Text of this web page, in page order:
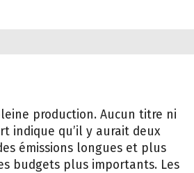
production. Aucun titre ni
indique qu’il y aurait deux
émissions longues et plus
budgets plus importants. Les